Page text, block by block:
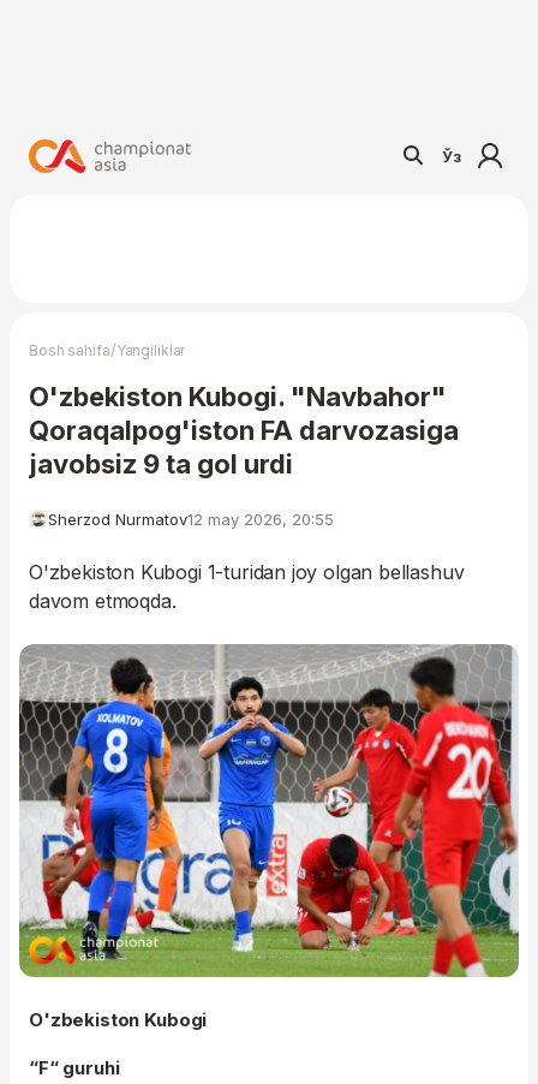
Ўз
Bosh sahifa/Yangiliklar
O'zbekiston Kubogi. "Navbahor"
Qoraqalpog'iston FA darvozasiga
javobsiz 9 ta gol urdi
Sherzod Nurmatov12 may 2026, 20:55
O'zbekiston Kubogi 1-turidan joy olgan bellashuv
davom etmoqda.
O'zbekiston Kubogi
“F“ guruhi